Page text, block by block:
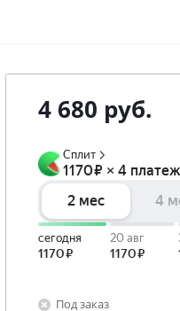
4 680 руб.
Под заказ